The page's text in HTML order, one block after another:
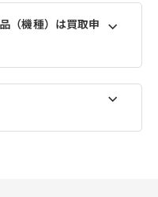
（機種）は買取申